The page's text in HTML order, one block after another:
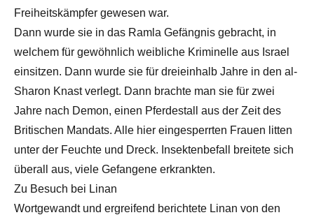
Freiheitskämpfer gewesen war.
Dann wurde sie in das Ramla Gefängnis gebracht, in
welchem für gewöhnlich weibliche Kriminelle aus Israel
einsitzen. Dann wurde sie für dreieinhalb Jahre in den al-
Sharon Knast verlegt. Dann brachte man sie für zwei
Jahre nach Demon, einen Pferdestall aus der Zeit des
Britischen Mandats. Alle hier eingesperrten Frauen litten
unter der Feuchte und Dreck. Insektenbefall breitete sich
überall aus, viele Gefangene erkrankten.
Zu Besuch bei Linan
Wortgewandt und ergreifend berichtete Linan von den